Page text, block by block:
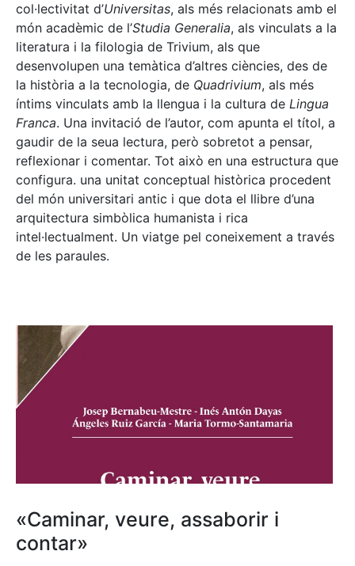
col·lectivitat d’Universitas, als més relacionats amb el
món acadèmic de l’Studia Generalia, als vinculats a la
literatura i la filologia de Trivium, als que
desenvolupen una temàtica d’altres ciències, des de
la història a la tecnologia, de Quadrivium, als més
íntims vinculats amb la llengua i la cultura de Lingua
Franca. Una invitació de l’autor, com apunta el títol, a
gaudir de la seua lectura, però sobretot a pensar,
reflexionar i comentar. Tot això en una estructura que
configura. una unitat conceptual històrica procedent
del món universitari antic i que dota el llibre d’una
arquitectura simbòlica humanista i rica
intel·lectualment. Un viatge pel coneixement a través
de les paraules.
«Caminar, veure, assaborir i
contar»